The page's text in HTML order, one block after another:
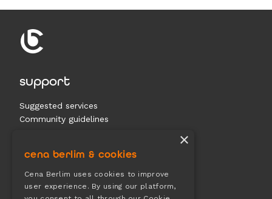
support
Suggested services
Community guidelines
Terms & conditions
×
cena berlim & cookies
Cena Berlim uses cookies to improve
user experience. By using our platform,